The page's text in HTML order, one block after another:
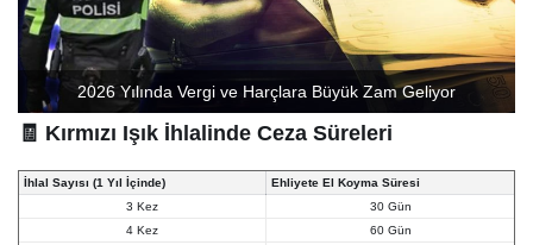
2026 Yılında Vergi ve Harçlara Büyük Zam Geliyor
🧾 Kırmızı Işık İhlalinde Ceza Süreleri
İhlal Sayısı (1 Yıl İçinde)
Ehliyete El Koyma Süresi
3 Kez
30 Gün
4 Kez
60 Gün